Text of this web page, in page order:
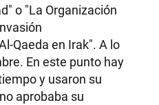
o "La Organización
Qaeda en Irak". A lo
En este punto hay
y usaron su
aprobaba su